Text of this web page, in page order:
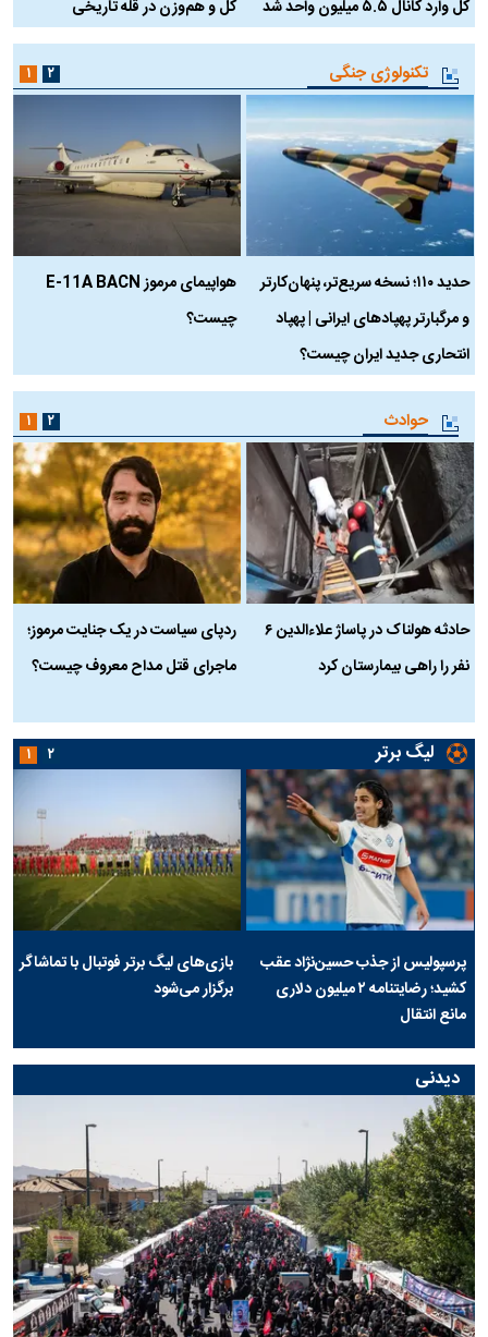
کل وارد کانال ۵.۵ میلیون واحد شد کل و هم‌وزن در قله تاریخی
تکنولوژی جنگی
حدید ۱۱۰؛ نسخه سریع‌تر، پنهان‌کارتر
و مرگبارتر پهپادهای ایرانی | پهپاد
انتحاری جدید ایران چیست؟
هواپیمای مرموز E-11A BACN
چیست؟
۱ ۲
حوادث
حادثه هولناک در پاساژ علاءالدین ۶
نفر را راهی بیمارستان کرد
ردپای سیاست در یک جنایت مرموز؛
ماجرای قتل مداح معروف چیست؟
۱ ۲
لیگ برتر
پرسپولیس از جذب حسین‌نژاد عقب
کشید؛ رضایتنامه ۲ میلیون دلاری
مانع انتقال
بازی‌های لیگ برتر فوتبال با تماشاگر
برگزار می‌شود
۱ ۲
دیدنی